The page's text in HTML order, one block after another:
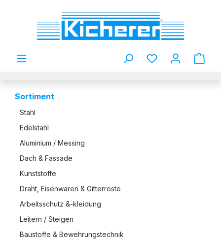
Zum Hauptinhalt springen
Du hast 0
Sortiment
Stahl
Edelstahl
Aluminium / Messing
Dach & Fassade
Kunststoffe
Draht, Eisenwaren & Gitterroste
Arbeitsschutz &-kleidung
Leitern / Steigen
Baustoffe & Bewehrungstechnik